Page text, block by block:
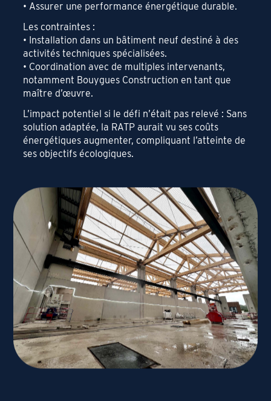
• Assurer une performance énergétique durable.
Les contraintes :
• Installation dans un bâtiment neuf destiné à des
activités techniques spécialisées.
• Coordination avec de multiples intervenants,
notamment Bouygues Construction en tant que
maître d’œuvre.
L’impact potentiel si le défi n’était pas relevé : Sans
solution adaptée, la RATP aurait vu ses coûts
énergétiques augmenter, compliquant l’atteinte de
ses objectifs écologiques.